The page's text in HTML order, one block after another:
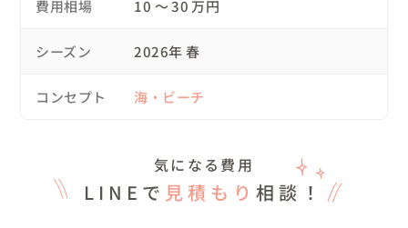
7:30　お支度開始
沖縄らしい青い空と海！開放感あふれるロケーションで
13:00　移動・ランチ
ことで、急遽寄り道。こうした自由な動きができるのも、
時間に追われない1日プランの醍醐味ですね。
費用相場 10 〜 30 万円
シーズン 2026年 春
コンセプト 海・ビーチ
気になる費用
LINEで 見積もり 相談！